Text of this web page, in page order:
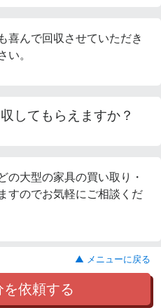
喜んで回収させていただき
い。
してもらえますか？
の大型の家具の買い取り・
すのでお気軽にご相談くだ
▲ メニューに戻る
依頼する